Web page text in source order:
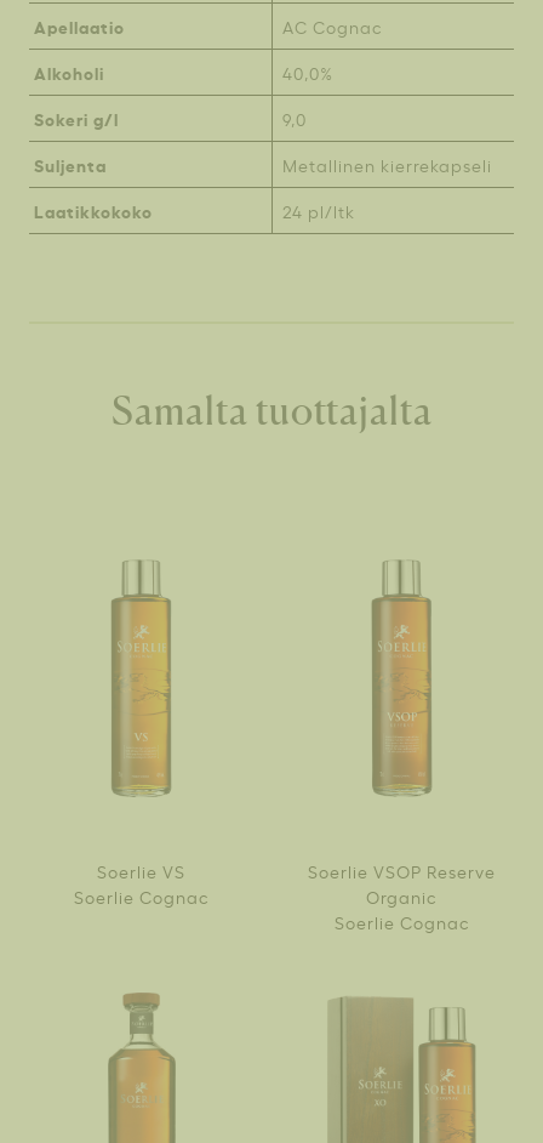
Apellaatio AC Cognac
Alkoholi 40,0%
Sokeri g/l 9,0
Suljenta Metallinen kierrekapseli
Laatikkokoko 24 pl/ltk
Samalta tuottajalta
Soerlie VS
Soerlie Cognac
Soerlie VSOP Reserve
Organic
Soerlie Cognac